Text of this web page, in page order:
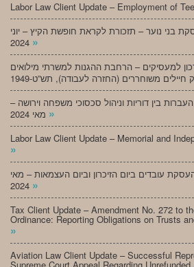
Labor Law Client Update – Employment of
בני נוער – תזכורת לקראת חופשת הקיץ – יוני
»
למעסיקים – הרחבת ההגנות למשרתי מילואים
בין דוריות וניהול סכסוכי משפחה וירושה –
»
Labor Law Client Update – Memorial and
»
עובדים ביום הזיכרון וביום העצמאות – מאי
»
Tax Client Update – Amendment No. 272 to
Ordinance: Reporting Obligations on Trusts
»
Aviation Law Client Update – Successful